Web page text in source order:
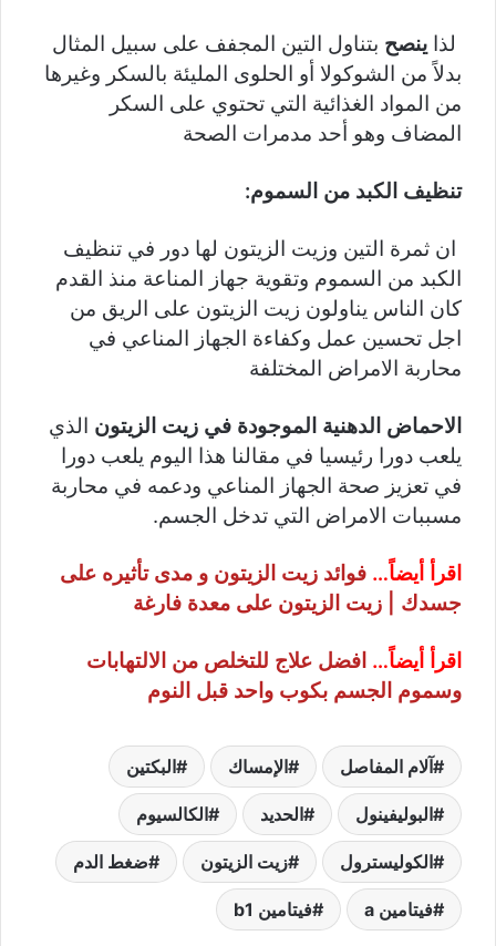
لذا ينصح بتناول التين المجفف على سبيل المثال
بدلاً من الشوكولا أو الحلوى المليئة بالسكر وغيرها
من المواد الغذائية التي تحتوي على السكر
المضاف وهو أحد مدمرات الصحة
تنظيف الكبد من السموم:
ان ثمرة التين وزيت الزيتون لها دور في تنظيف
الكبد من السموم وتقوية جهاز المناعة منذ القدم
كان الناس يناولون زيت الزيتون على الريق من
اجل تحسين عمل وكفاءة الجهاز المناعي في
محاربة الامراض المختلفة
الاحماض الدهنية الموجودة في زيت الزيتون الذي
يلعب دورا رئيسيا في مقالنا هذا اليوم يلعب دورا
في تعزيز صحة الجهاز المناعي ودعمه في محاربة
مسببات الامراض التي تدخل الجسم.
اقرأ أيضاً… فوائد زيت الزيتون و مدى تأثيره على
جسدك | زيت الزيتون على معدة فارغة
اقرأ أيضاً… افضل علاج للتخلص من الالتهابات
وسموم الجسم بكوب واحد قبل النوم
آلام المفاصل الإمساك البكتين
البوليفينول الحديد الكالسيوم
الكوليسترول زيت الزيتون ضغط الدم
فيتامين a فيتامين b1